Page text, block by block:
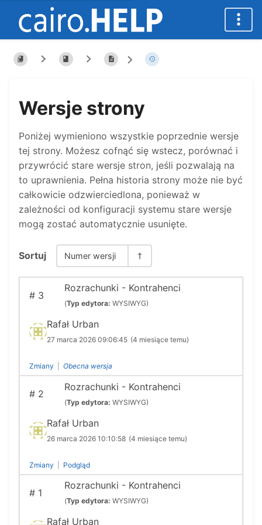
Wersje strony
Poniżej wymieniono wszystkie poprzednie wersje
tej strony. Możesz cofnąć się wstecz, porównać i
przywrócić stare wersje stron, jeśli pozwalają na
to uprawnienia. Pełna historia strony może nie być
całkowicie odzwierciedlona, ponieważ w
zależności od konfiguracji systemu stare wersje
mogą zostać automatycznie usunięte.
Sortuj Numer wersji
#3
Rozrachunki - Kontrahenci
(Typ edytora: WYSIWYG)
Rafał Urban
27 marca 2026 09:06:45 (4 miesiące temu)
Zmiany Obecna wersja
#2
Rozrachunki - Kontrahenci
(Typ edytora: WYSIWYG)
Rafał Urban
26 marca 2026 10:10:58 (4 miesiące temu)
Zmiany Podgląd
#1
Rozrachunki - Kontrahenci
(Typ edytora: WYSIWYG)
Rafał Urban